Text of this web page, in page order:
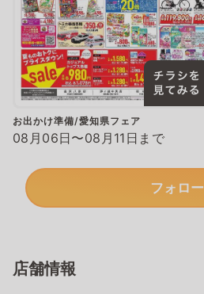
お出かけ準備/愛知県フェア
08月06日〜08月11日まで
フォロー
店舗情報